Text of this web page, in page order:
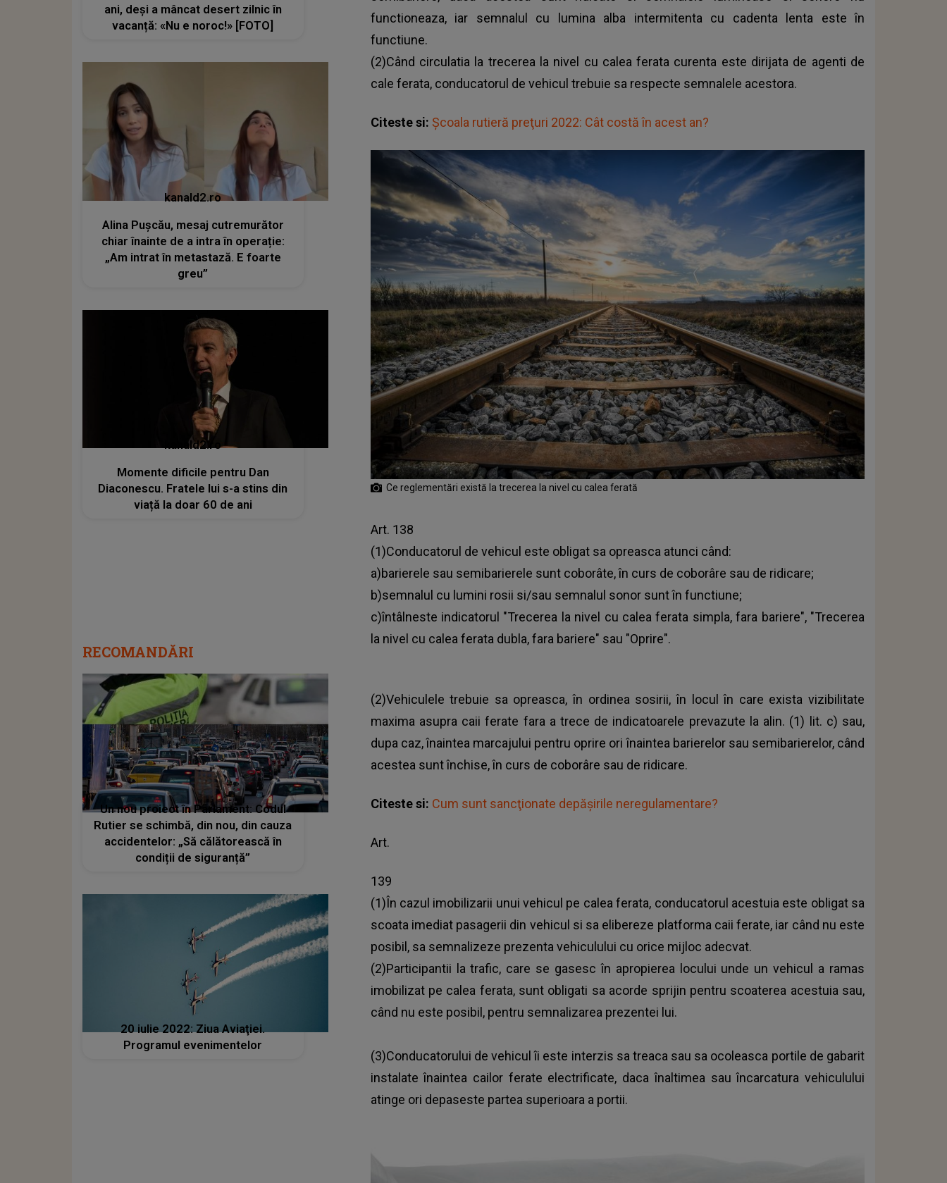
functioneaza, iar semnalul cu lumina alba intermitenta cu cadenta lenta este în
functiune.
(2)Când circulatia la trecerea la nivel cu calea ferata curenta este dirijata de agenti de
cale ferata, conducatorul de vehicul trebuie sa respecte semnalele acestora.
Citeste si: Şcoala rutieră preţuri 2022: Cât costă în acest an?
Ce reglementări există la trecerea la nivel cu calea ferată
Art. 138
(1)Conducatorul de vehicul este obligat sa opreasca atunci când:
a)barierele sau semibarierele sunt coborâte, în curs de coborâre sau de ridicare;
b)semnalul cu lumini rosii si/sau semnalul sonor sunt în functiune;
c)întâlneste indicatorul "Trecerea la nivel cu calea ferata simpla, fara bariere", "Trecerea
la nivel cu calea ferata dubla, fara bariere" sau "Oprire".
(2)Vehiculele trebuie sa opreasca, în ordinea sosirii, în locul în care exista vizibilitate
maxima asupra caii ferate fara a trece de indicatoarele prevazute la alin. (1) lit. c) sau,
dupa caz, înaintea marcajului pentru oprire ori înaintea barierelor sau semibarierelor, când
acestea sunt închise, în curs de coborâre sau de ridicare.
Citeste si: Cum sunt sancţionate depășirile neregulamentare?
Art.
139
(1)În cazul imobilizarii unui vehicul pe calea ferata, conducatorul acestuia este obligat sa
scoata imediat pasagerii din vehicul si sa elibereze platforma caii ferate, iar când nu este
posibil, sa semnalizeze prezenta vehiculului cu orice mijloc adecvat.
(2)Participantii la trafic, care se gasesc în apropierea locului unde un vehicul a ramas
imobilizat pe calea ferata, sunt obligati sa acorde sprijin pentru scoaterea acestuia sau,
când nu este posibil, pentru semnalizarea prezentei lui.
(3)Conducatorului de vehicul îi este interzis sa treaca sau sa ocoleasca portile de gabarit
instalate înaintea cailor ferate electrificate, daca înaltimea sau încarcatura vehiculului
atinge ori depaseste partea superioara a portii.
ani, deși a mâncat desert zilnic în
vacanță: «Nu e noroc!» [FOTO]
kanald2.ro
Alina Pușcău, mesaj cutremurător
chiar înainte de a intra în operație:
„Am intrat în metastază. E foarte
greu”
kanald2.ro
Momente dificile pentru Dan
Diaconescu. Fratele lui s-a stins din
viață la doar 60 de ani
RECOMANDĂRI
Un nou proiect în Parlament: Codul
Rutier se schimbă, din nou, din cauza
accidentelor: „Să călătorească în
condiții de siguranță”
20 iulie 2022: Ziua Aviaţiei.
Programul evenimentelor